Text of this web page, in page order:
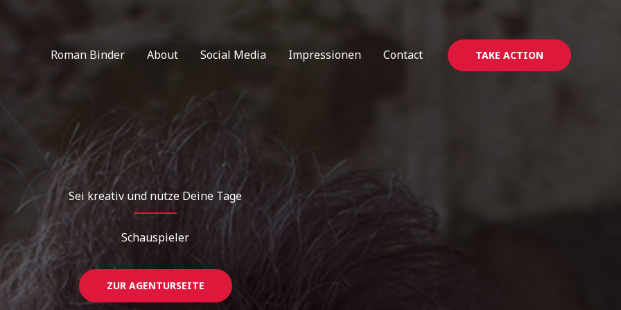
Roman Binder About Social Media Impressionen Contact TAKE ACTION
Sei kreativ und nutze Deine Tage
Schauspieler
ZUR AGENTURSEITE